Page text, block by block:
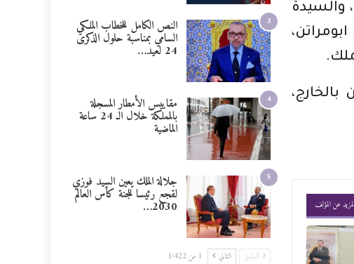
والسيدة
عن المؤلف
3 النص الكامل للخطاب الملكي
السامي بمناسبة حلول الذكرى
24 لعيد…
4 مقاييس الأمطار المسجلة
بالمملكة خلال الـ 24 ساعة
الماضية
5 جلالة الملك يعين السيد فوزي
لقجع رئيسا للجنة كأس العالم
2030…
السابق التالي 1 من 1٬422